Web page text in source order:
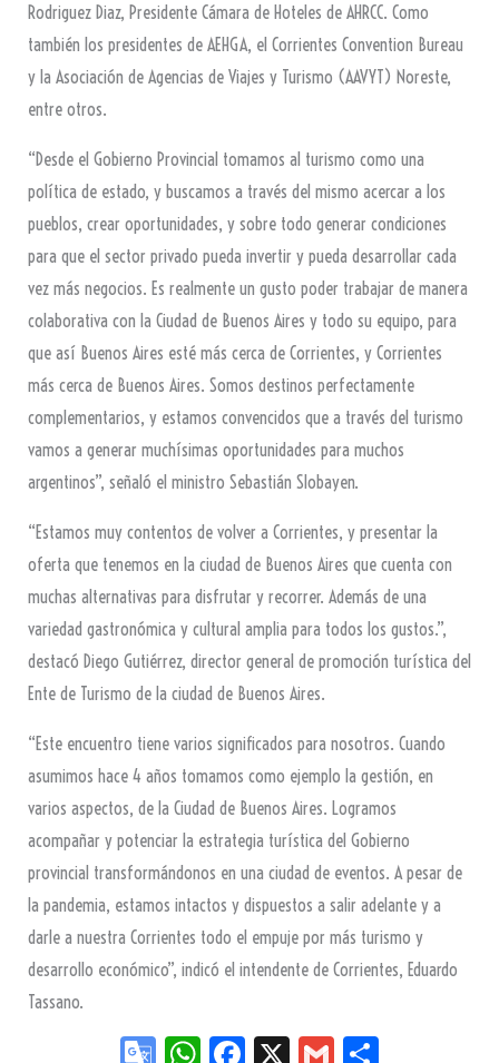
Rodriguez Diaz, Presidente Cámara de Hoteles de AHRCC. Como
también los presidentes de AEHGA, el Corrientes Convention Bureau
y la Asociación de Agencias de Viajes y Turismo (AAVYT) Noreste,
entre otros.
“Desde el Gobierno Provincial tomamos al turismo como una
política de estado, y buscamos a través del mismo acercar a los
pueblos, crear oportunidades, y sobre todo generar condiciones
para que el sector privado pueda invertir y pueda desarrollar cada
vez más negocios. Es realmente un gusto poder trabajar de manera
colaborativa con la Ciudad de Buenos Aires y todo su equipo, para
que así Buenos Aires esté más cerca de Corrientes, y Corrientes
más cerca de Buenos Aires. Somos destinos perfectamente
complementarios, y estamos convencidos que a través del turismo
vamos a generar muchísimas oportunidades para muchos
argentinos”, señaló el ministro Sebastián Slobayen.
“Estamos muy contentos de volver a Corrientes, y presentar la
oferta que tenemos en la ciudad de Buenos Aires que cuenta con
muchas alternativas para disfrutar y recorrer. Además de una
variedad gastronómica y cultural amplia para todos los gustos.”,
destacó Diego Gutiérrez, director general de promoción turística del
Ente de Turismo de la ciudad de Buenos Aires.
“Este encuentro tiene varios significados para nosotros. Cuando
asumimos hace 4 años tomamos como ejemplo la gestión, en
varios aspectos, de la Ciudad de Buenos Aires. Logramos
acompañar y potenciar la estrategia turística del Gobierno
provincial transformándonos en una ciudad de eventos. A pesar de
la pandemia, estamos intactos y dispuestos a salir adelante y a
darle a nuestra Corrientes todo el empuje por más turismo y
desarrollo económico”, indicó el intendente de Corrientes, Eduardo
Tassano.
Go W
Fa
X
G